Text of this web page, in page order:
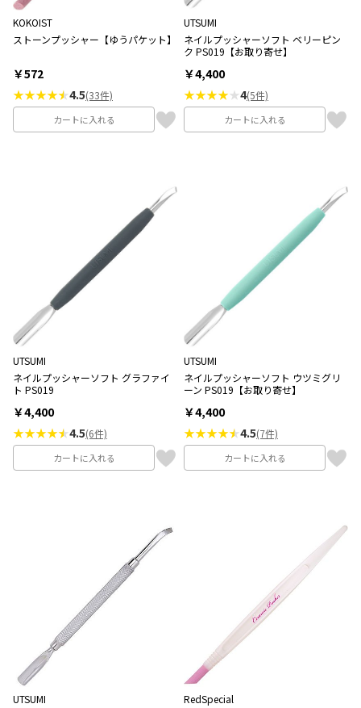
KOKOIST
ストーンプッシャー【ゆうパケット】
￥572
★★★★
4.5(33件)
カートに入れる
UTSUMI
ネイルプッシャーソフト ベリーピン
ク PS019【お取り寄せ】
￥4,400
★★★★★4(5件)
カートに入れる
UTSUMI
ネイルプッシャーソフト グラファイ
ト PS019
￥4,400
★★★★
4.5(6件)
カートに入れる
UTSUMI
ネイルプッシャーソフト ウツミグリ
ーン PS019【お取り寄せ】
￥4,400
★★★★
4.5(7件)
カートに入れる
UTSUMI
RedSpecial